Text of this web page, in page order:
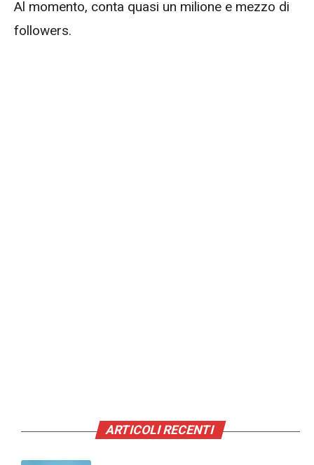
Al momento, conta quasi un milione e mezzo di
followers.
ARTICOLI RECENTI